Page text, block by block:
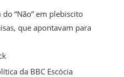
do “Não” em plebiscito
que apontavam para
da BBC Escócia